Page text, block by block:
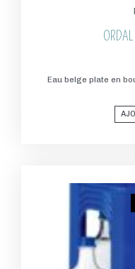
Eau belge plate en